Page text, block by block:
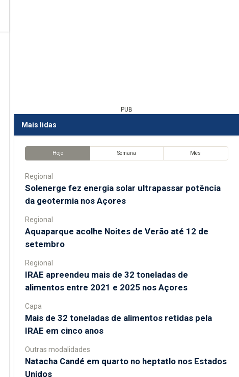
PUB
Mais lidas
Hoje Semana Mês
Regional
Solenerge fez energia solar ultrapassar potência
da geotermia nos Açores
Regional
Aquaparque acolhe Noites de Verão até 12 de
setembro
Regional
IRAE apreendeu mais de 32 toneladas de
alimentos entre 2021 e 2025 nos Açores
Capa
Mais de 32 toneladas de alimentos retidas pela
IRAE em cinco anos
Outras modalidades
Natacha Candé em quarto no heptatlo nos Estados
Unidos